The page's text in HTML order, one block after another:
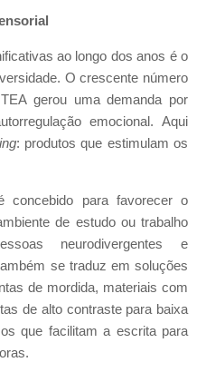
ao longo dos anos é o
O crescente número
gerou uma demanda por
emocional. Aqui
: produtos que estimulam os
concebido para favorecer o
de estudo ou trabalho
neurodivergentes e
se traduz em soluções
de mordida, materiais com
de alto contraste para baixa
que facilitam a escrita para